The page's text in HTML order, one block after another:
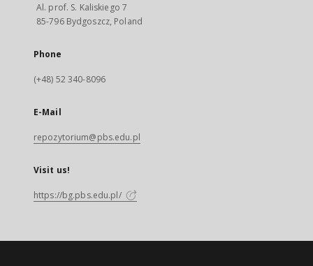
Al. prof. S. Kaliskiego 7
85-796 Bydgoszcz, Poland
Phone
(+48) 52 340-8096
E-Mail
repozytorium@pbs.edu.pl
Visit us!
https://bg.pbs.edu.pl/